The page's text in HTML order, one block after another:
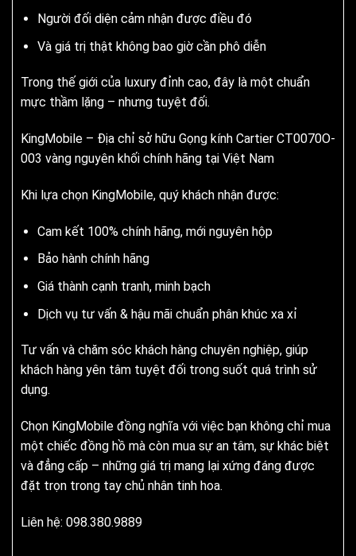
Người đối diện cảm nhận được điều đó
Và giá trị thật không bao giờ cần phô diễn
Trong thế giới của luxury đỉnh cao, đây là một chuẩn
mực thầm lặng – nhưng tuyệt đối.
KingMobile – Địa chỉ sở hữu Gọng kính Cartier CT0070O-
003 vàng nguyên khối chính hãng tại Việt Nam
Khi lựa chọn KingMobile, quý khách nhận được:
Cam kết 100% chính hãng, mới nguyên hộp
Bảo hành chính hãng
Giá thành cạnh tranh, minh bạch
Dịch vụ tư vấn & hậu mãi chuẩn phân khúc xa xỉ
Tư vấn và chăm sóc khách hàng chuyên nghiệp, giúp
khách hàng yên tâm tuyệt đối trong suốt quá trình sử
dụng.
Chọn KingMobile đồng nghĩa với việc bạn không chỉ mua
một chiếc đồng hồ mà còn mua sự an tâm, sự khác biệt
và đẳng cấp – những giá trị mang lại xứng đáng được
đặt trọn trong tay chủ nhân tinh hoa.
Liên hệ: 098.380.9889